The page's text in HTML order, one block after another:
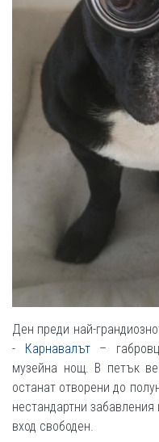
Ден преди най-
- Карнавалът–
музейна нощ. В петък
останат отворени до
нестандартни
вход свободен.